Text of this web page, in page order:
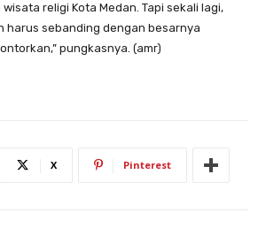
religi Kota Medan. Tapi sekali lagi,
harus sebanding dengan besarnya
pungkasnya. (amr)
X Pinterest